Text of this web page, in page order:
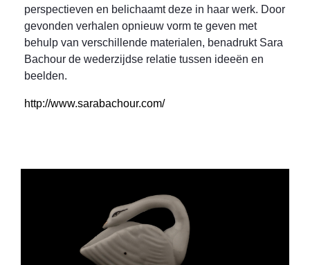
perspectieven en belichaamt deze in haar werk. Door
gevonden verhalen opnieuw vorm te geven met
behulp van verschillende materialen, benadrukt Sara
Bachour de wederzijdse relatie tussen ideeën en
beelden.
http://www.sarabachour.com/
FABLES